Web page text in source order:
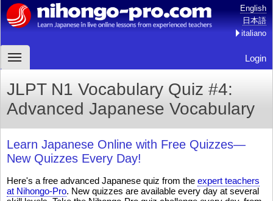
English
日本語
italiano
Login
JLPT N1 Vocabulary Quiz #4:
Advanced Japanese Vocabulary
Learn Japanese Online with Free Quizzes—
New Quizzes Every Day!
Here's a free advanced Japanese quiz from the expert teachers
at Nihongo-Pro. New quizzes are available every day at several